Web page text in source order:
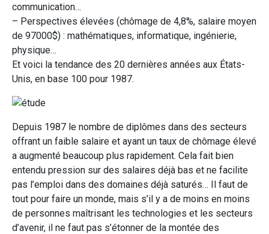
communication…
– Perspectives élevées (chômage de 4,8%, salaire moyen
de 97000$) : mathématiques, informatique, ingénierie,
physique…
Et voici la tendance des 20 dernières années aux États-
Unis, en base 100 pour 1987.
Depuis 1987 le nombre de diplômes dans des secteurs
offrant un faible salaire et ayant un taux de chômage élevé
a augmenté beaucoup plus rapidement. Cela fait bien
entendu pression sur des salaires déjà bas et ne facilite
pas l’emploi dans des domaines déjà saturés… Il faut de
tout pour faire un monde, mais s’il y a de moins en moins
de personnes maîtrisant les technologies et les secteurs
d’avenir, il ne faut pas s’étonner de la montée des